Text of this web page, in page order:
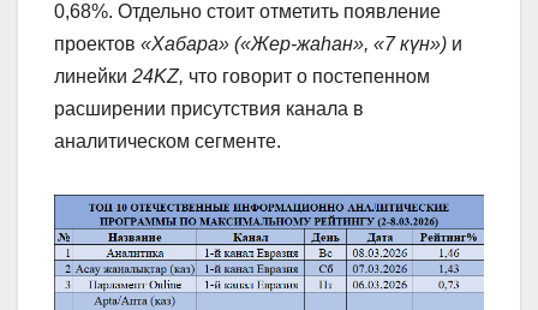
0,68%. Отдельно стоит отметить появление
проектов «Хабара» («Жер-жаһан», «7 күн») и
линейки 24KZ, что говорит о постепенном
расширении присутствия канала в
аналитическом сегменте.